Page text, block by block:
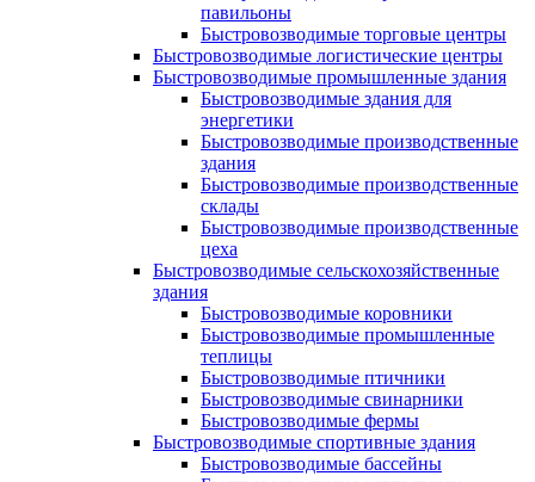
павильоны
Быстровозводимые торговые центры
Быстровозводимые логистические центры
Быстровозводимые промышленные здания
Быстровозводимые здания для
энергетики
Быстровозводимые производственные
здания
Быстровозводимые производственные
склады
Быстровозводимые производственные
цеха
Быстровозводимые сельскохозяйственные
здания
Быстровозводимые коровники
Быстровозводимые промышленные
теплицы
Быстровозводимые птичники
Быстровозводимые свинарники
Быстровозводимые фермы
Быстровозводимые спортивные здания
Быстровозводимые бассейны